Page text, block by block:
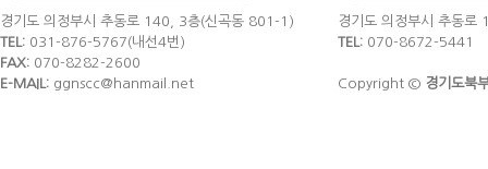
경기도 의정부시 추동로 140, 3층(신곡동 801-1)
TEL: 031-876-5767(내선4번)
FAX: 070-8282-2600
E-MAIL: ggnscc@hanmail.net
경기도 의정부시 추동
TEL: 070-8672-5441
Copyright © 경기도북